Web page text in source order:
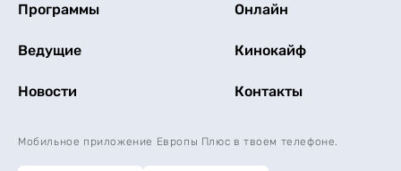
Программы Онлайн
Ведущие Кинокайф
Новости Контакты
Мобильное приложение Европы Плюс в твоем телефоне.